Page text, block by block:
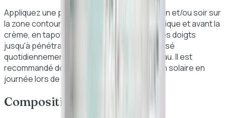
Appliquez une petite quantité de sérum matin et/ou soir sur
la zone contour des yeux, après la lotion tonique et avant la
crème, en tapotant délicatement du bout des doigts
jusqu'à pénétration complète. Peut être utilisé
quotidiennement pour tous les types de peau. Il est
recommandé de toujours appliquer un écran solaire en
journée lors de l'utilisation de rétinoïdes.
Composition